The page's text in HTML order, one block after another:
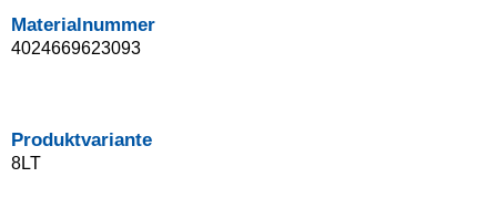
Materialnummer
4024669623093
Produktvariante
8LT